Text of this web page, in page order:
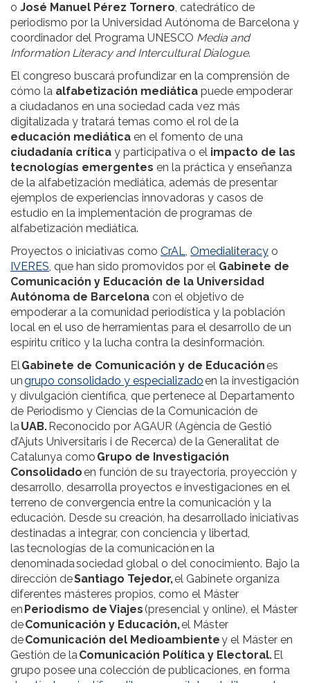
o José Manuel Pérez Tornero, catedrático de
periodismo por la Universidad Autónoma de Barcelona y
coordinador del Programa UNESCO Media and
Information Literacy and Intercultural Dialogue.
El congreso buscará profundizar en la comprensión de
cómo la alfabetización mediática puede empoderar
a ciudadanos en una sociedad cada vez más
digitalizada y tratará temas como el rol de la
educación mediática en el fomento de una
ciudadanía crítica y participativa o el impacto de las
tecnologías emergentes en la práctica y enseñanza
de la alfabetización mediática, además de presentar
ejemplos de experiencias innovadoras y casos de
estudio en la implementación de programas de
alfabetización mediática.
Proyectos o iniciativas como CrAL, Omedialiteracy o
IVERES, que han sido promovidos por el Gabinete de
Comunicación y Educación de la Universidad
Autónoma de Barcelona con el objetivo de
empoderar a la comunidad periodística y la población
local en el uso de herramientas para el desarrollo de un
espíritu crítico y la lucha contra la desinformación.
ElGabinete de Comunicación y de Educaciónes
ungrupo consolidado y especializadoen la investigación
y divulgación científica, que pertenece al Departamento
de Periodismo y Ciencias de la Comunicación de
laUAB. Reconocido por AGAUR (Agència de Gestió
d’Ajuts Universitaris i de Recerca) de la Generalitat de
Catalunya como Grupo de Investigación
Consolidadoen función de su trayectoria, proyección y
desarrollo, desarrolla proyectos e investigaciones en el
terreno de convergencia entre la comunicación y la
educación. Desde su creación, ha desarrollado iniciativas
destinadas a integrar, con conciencia y libertad,
las tecnologías de la comunicación en la
denominada sociedad global o del conocimiento. Bajo la
dirección deSantiago Tejedor,el Gabinete organiza
diferentes másteres propios, como el Máster
en Periodismo de Viajes(presencial y online), el Máster
deComunicación y Educación,el Máster
deComunicación del Medioambientey el Máster en
Gestión de laComunicación Política y Electoral. El
grupo posee una colección de publicaciones, en forma